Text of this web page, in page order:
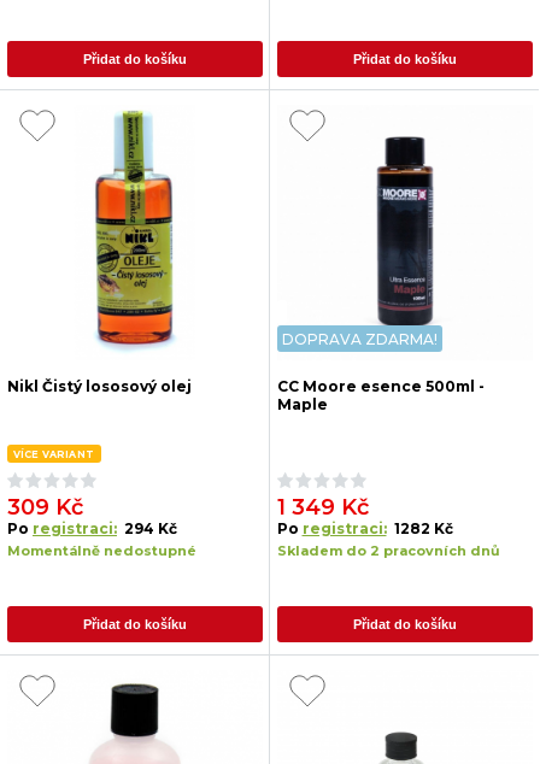
Přidat do košíku Přidat do košíku
Nikl Čistý lososový olej
VÍCE VARIANT
309 Kč
Po registraci: 294 Kč
Momentálně nedostupné
Přidat do košíku
DOPRAVA ZDARMA!
CC Moore esence 500ml -
Maple
1 349 Kč
Po registraci: 1282 Kč
Skladem do 2 pracovních dnů
Přidat do košíku